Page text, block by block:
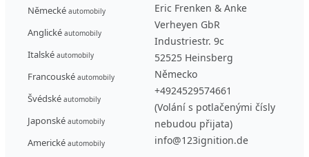
Německé automobily
Anglické automobily
Italské automobily
Francouské automobily
Švédské automobily
Japonské automobily
Americké automobily
Eric Frenken & Anke
Verheyen GbR
Industriestr. 9c
52525 Heinsberg
Německo
+4924529574661
(Volání s potlačenými čísly
nebudou přijata)
info@123ignition.de